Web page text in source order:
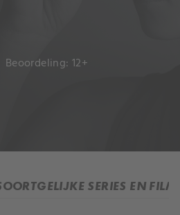
Beoordeling: 12+
SERIES EN